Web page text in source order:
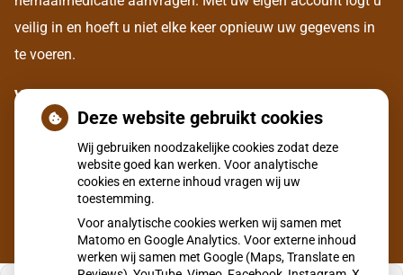
veilig in en hoeft u niet elke keer opnieuw uw gegevens in
te voeren.
Voor het aanmaken van een eigen account, dient u zich
eerst eenmalig te legitimeren bij onze assistente aan de
Deze website gebruikt cookies
Wij gebruiken noodzakelijke cookies zodat deze
website goed kan werken. Voor analytische
cookies en externe inhoud vragen wij uw
toestemming.
Voor analytische cookies werken wij samen met
Matomo en Google Analytics. Voor externe inhoud
werken wij samen met Google (Maps, Translate en